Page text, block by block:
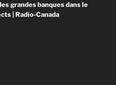
grandes banques dans le
| Radio-Canada
suspects circulent